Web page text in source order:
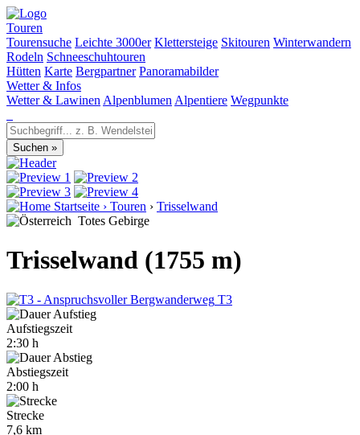
Touren
Tourensuche Leichte 3000er Klettersteige Skitouren Winterwandern
Rodeln Schneeschuhtouren
Hütten Karte Bergpartner Panoramabilder
Wetter & Infos
Wetter & Lawinen Alpenblumen Alpentiere Wegpunkte
Startseite › Touren › Trisselwand
Totes Gebirge
Trisselwand (1755 m)
T3
Aufstiegszeit
2:30 h
Abstiegszeit
2:00 h
Strecke
7,6 km